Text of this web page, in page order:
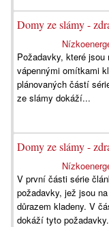
Domy ze slámy -
Požadavky, které
vápennými omítkami
plánovaných částí
ze slámy dokáží...
Domy ze slámy -
V první části série
požadavky, jež jsou
důrazem kladeny. V
dokáží tyto